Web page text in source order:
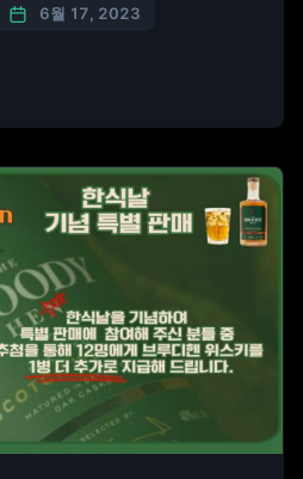
다. 민팅 사이트 https://nft-
6월 17, 2023